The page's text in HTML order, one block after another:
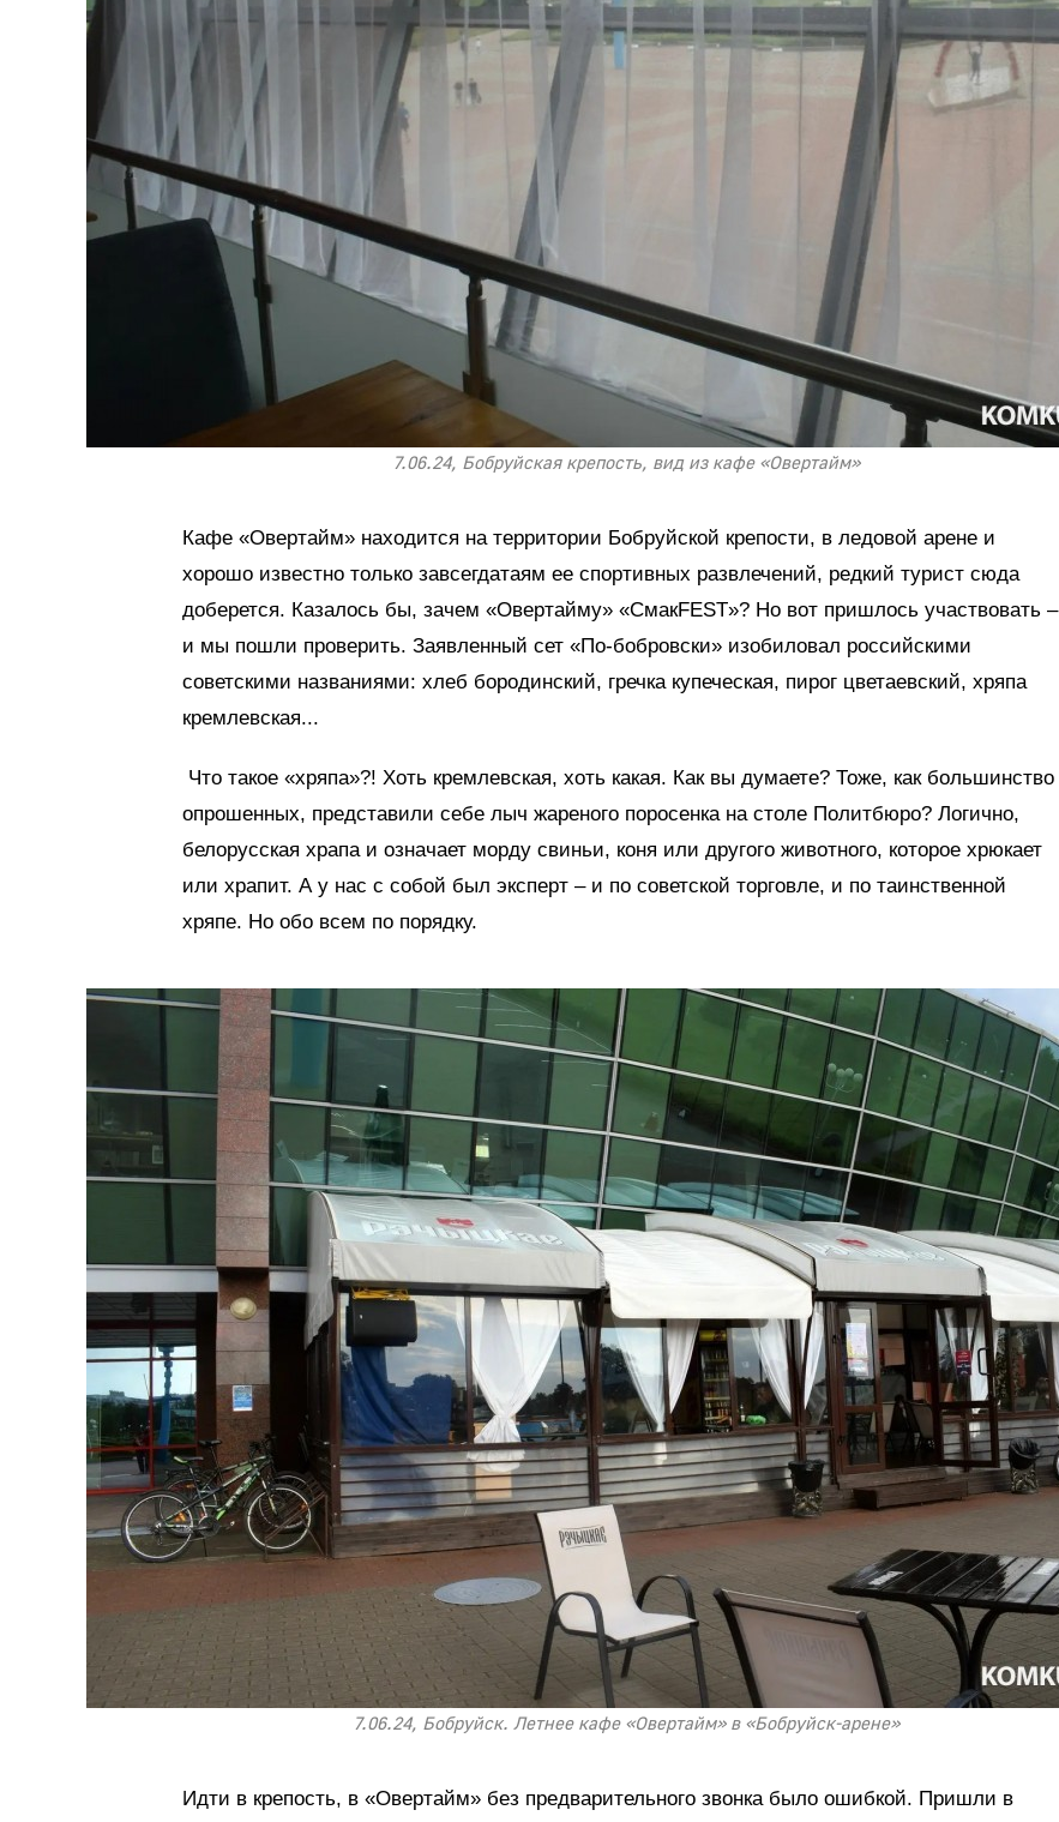
7.06.24, Бобруйская крепость, вид из кафе «Овертайм»
Кафе «Овертайм» находится на территории Бобруйской крепости, в ледовой арене и
хорошо известно только завсегдатаям ее спортивных развлечений, редкий турист сюда
доберется. Казалось бы, зачем «Овертайму» «СмакFEST»? Но вот пришлось участвовать –
и мы пошли проверить. Заявленный сет «По-бобровски» изобиловал российскими
советскими названиями: хлеб бородинский, гречка купеческая, пирог цветаевский, хряпа
кремлевская...
Что такое «хряпа»?! Хоть кремлевская, хоть какая. Как вы думаете? Тоже, как большинство
опрошенных, представили себе лыч жареного поросенка на столе Политбюро? Логично,
белорусская храпа и означает морду свиньи, коня или другого животного, которое хрюкает
или храпит. А у нас с собой был эксперт – и по советской торговле, и по таинственной
хряпе. Но обо всем по порядку.
7.06.24, Бобруйск. Летнее кафе «Овертайм» в «Бобруйск-арене»
Идти в крепость, в «Овертайм» без предварительного звонка было ошибкой. Пришли в